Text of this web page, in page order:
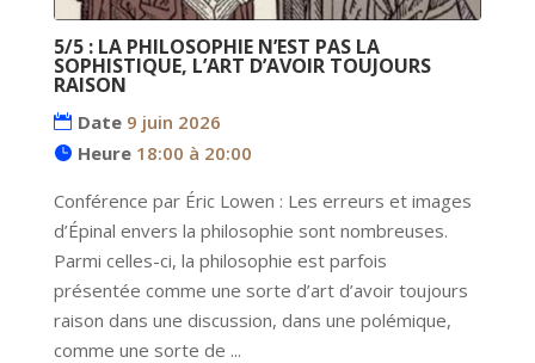
5/5 : LA PHILOSOPHIE N’EST PAS LA
SOPHISTIQUE, L’ART D’AVOIR TOUJOURS
RAISON
Date 9 juin 2026
Heure 18:00 à 20:00
Conférence par Éric Lowen : Les erreurs et images
d’Épinal envers la philosophie sont nombreuses.
Parmi celles-ci, la philosophie est parfois
présentée comme une sorte d’art d’avoir toujours
raison dans une discussion, dans une polémique,
comme une sorte de ...